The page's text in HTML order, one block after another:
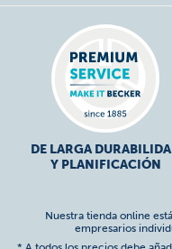
DE LARGA
Y PLANIFICACIÓN
Nuestra tienda online
empresarios